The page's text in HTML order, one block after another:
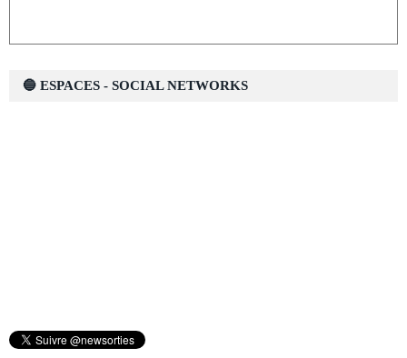
🔵 ESPACES - SOCIAL NETWORKS